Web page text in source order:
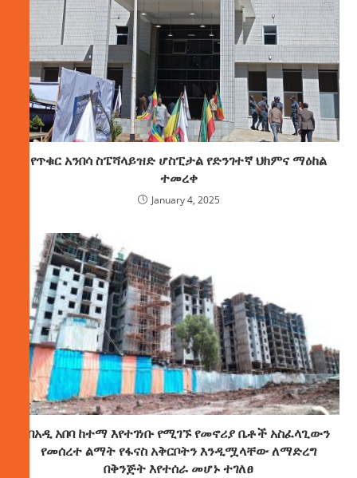
የጥቁር አንበሳ ስፔሻላይዝድ ሆስፒታል የድንገተኛ ህክምና ማዕከል
ተመረቀ
January 4, 2025
በአዲ አበባ ከተማ እየተገነቡ የሚገኙ የመኖሪያ ቤቶች አስፈላጊውን
የመሰረተ ልማት የፋናስ አቅርቦትን እንዲሟላቸው ለማድረግ
በቅንጅት እየተሰራ መሆኑ ተገለፀ